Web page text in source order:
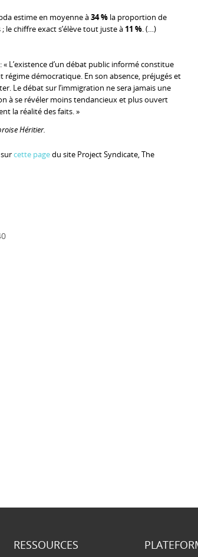
estime en moyenne à34 %la proportion de
chiffre exact s’élève tout juste à 11 %. (…)
L’existence d’un débat public informé constitue
démocratique. En son absence, préjugés et
Le débat sur l’immigration ne sera jamais une
à se révéler moins tendancieux et plus ouvert
la réalité des faits. »
Héritier.
cette pagedu site Project Syndicate, The
RESSOURCES